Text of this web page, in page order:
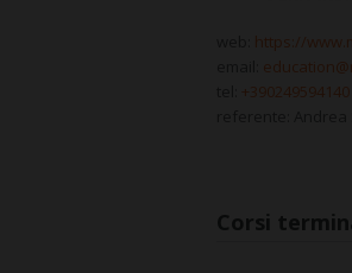
https://
+390249594140
Corsi